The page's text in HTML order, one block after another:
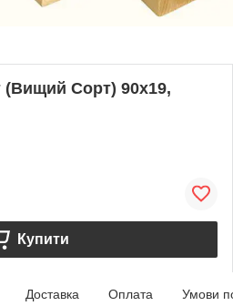
Сорт) 90х19,
Купити
Доставка Оплата Умови